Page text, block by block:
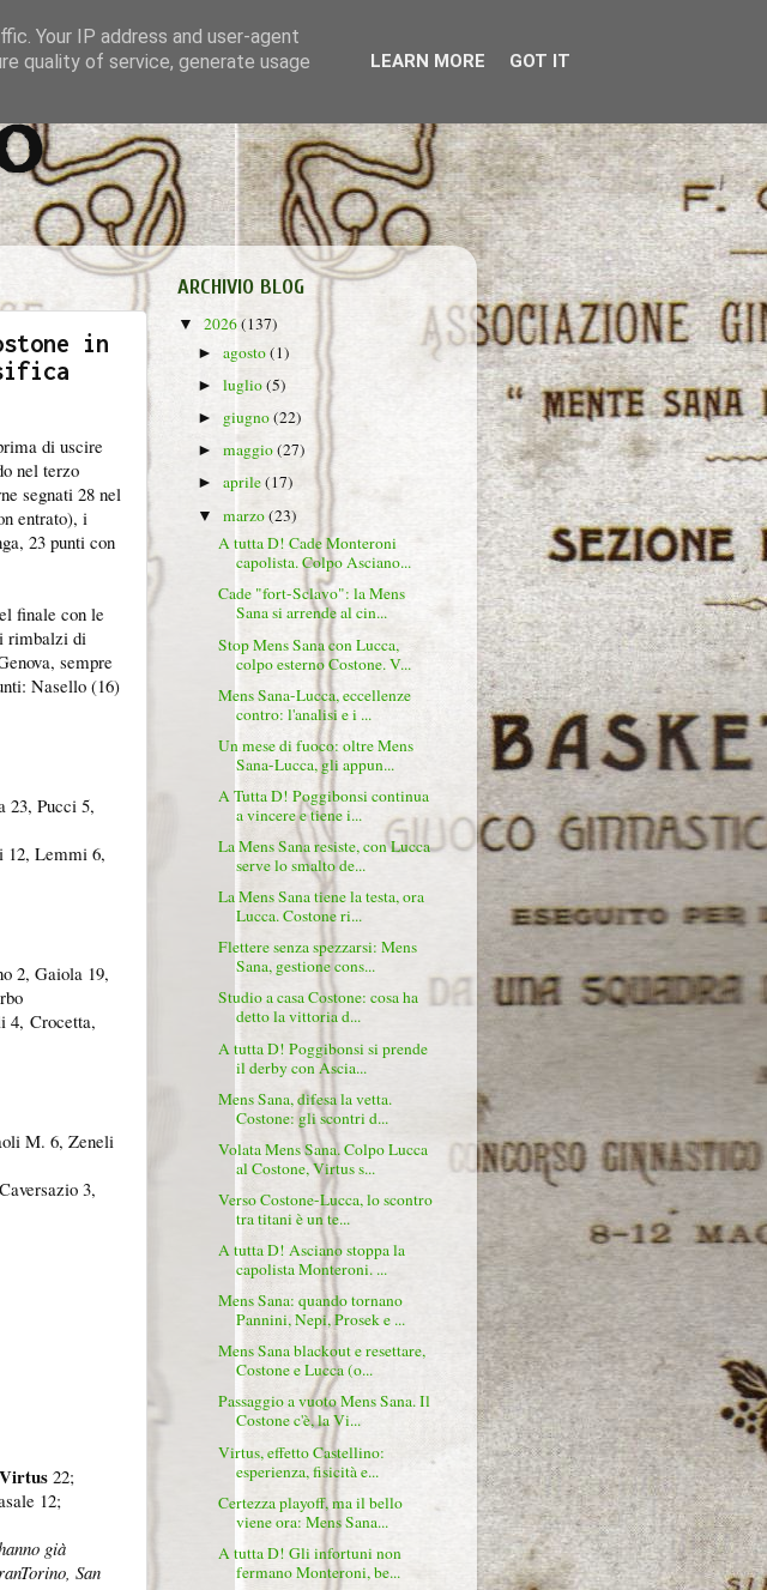
in
di uscire
nel terzo
segnati 28 nel
entrato), i
23 punti con
finale con le
rimbalzi di
sempre
Nasello (16)
23, Pucci 5,
12, Lemmi 6,
2, Gaiola 19,
4, Crocetta,
M. 6, Zeneli
3,
Virtus 22;
12;
già
San
ARCHIVIO BLOG
▼ 2026(137)
►agosto(1)
►luglio(5)
► giugno(22)
►maggio(27)
►aprile(17)
▼marzo(23)
A tutta D! Cade Monteroni
capolista. Colpo Asciano...
Cade "fort-Sclavo": la Mens
Sana si arrende al cin...
Stop Mens Sana con Lucca,
colpo esterno Costone. V...
Mens Sana-Lucca, eccellenze
contro: l'analisi e i ...
Un mese di fuoco: oltre Mens
Sana-Lucca, gli appun...
A Tutta D! Poggibonsi continua
a vincere e tiene i...
La Mens Sana resiste, con Lucca
serve lo smalto de...
La Mens Sana tiene la testa, ora
Lucca. Costone ri...
Flettere senza spezzarsi: Mens
Sana, gestione cons...
Studio a casa Costone: cosa ha
detto la vittoria d...
A tutta D! Poggibonsi si prende
il derby con Ascia...
Mens Sana, difesa la vetta.
Costone: gli scontri d...
Volata Mens Sana. Colpo Lucca
al Costone, Virtus s...
Verso Costone-Lucca, lo scontro
tra titani è un te...
A tutta D! Asciano stoppa la
capolista Monteroni. ...
Mens Sana: quando tornano
Pannini, Nepi, Prosek e ...
Mens Sana blackout e resettare,
Costone e Lucca (o...
Passaggio a vuoto Mens Sana. Il
Costone c'è, la Vi...
Virtus, effetto Castellino:
esperienza, fisicità e...
Certezza playoff, ma il bello
viene ora: Mens Sana...
A tutta D! Gli infortuni non
fermano Monteroni, be...
Your IP address and user-agent
quality of service, generate usage
LEARN MORE GOT IT